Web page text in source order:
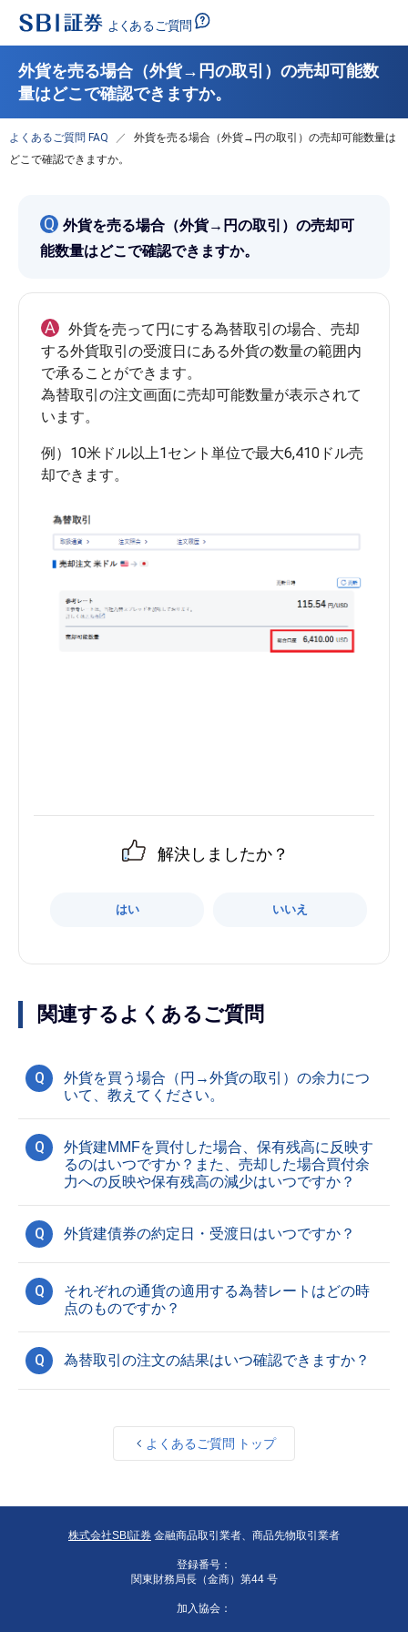
外貨を売る場合（外貨→円の取引）の売却可能数
量はどこで確認できますか。
よくあるご質問 FAQ
外貨を売る場合（外貨→円の取引）の売却可能数量は
どこで確認できますか。
Q 外貨を売る場合（外貨→円の取引）の売却可
能数量はどこで確認できますか。
A
外貨を売って円にする為替取引の場合、売却
する外貨取引の受渡日にある外貨の数量の範囲内
で承ることができます。
為替取引の注文画面に売却可能数量が表示されて
例）10米ドル以上1セント単位で最大6,410ドル売
解決しましたか？
はい いいえ
関連するよくあるご質問
Q
外貨を買う場合（円→外貨の取引）の余力につ
いて、教えてください。
Q
外貨建MMFを買付した場合、保有残高に反映す
るのはいつですか？また、売却した場合買付余
力への反映や保有残高の減少はいつですか？
Q 外貨建債券の約定日・受渡日はいつですか？
Q
それぞれの通貨の適用する為替レートはどの時
点のものですか？
Q 為替取引の注文の結果はいつ確認できますか？
よくあるご質問 トップ
株式会社SBI証券 金融商品取引業者、商品先物取引業者
登録番号：
関東財務局長（金商）第44 号
加入協会：